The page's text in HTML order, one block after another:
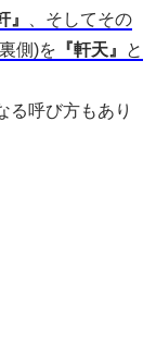
』
、そしてその
側)を 『軒天』
と
る呼び方もあり